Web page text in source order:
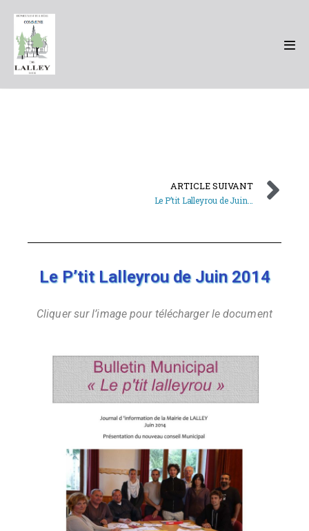
ARTICLE SUIVANT
Le P’tit Lalleyrou de Juin 2014
Cliquer sur l’image pour télécharger le document